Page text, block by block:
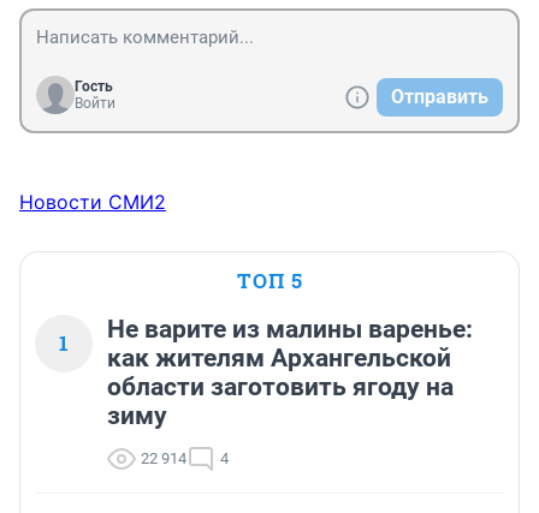
Гость
Войти
Отправить
Новости СМИ2
ТОП 5
1
Не варите из малины варенье:
как жителям Архангельской
области заготовить ягоду на
зиму
22 914 4